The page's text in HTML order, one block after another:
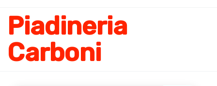
Piadineria
Carboni